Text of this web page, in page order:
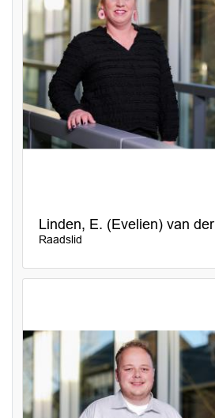
Linden, E. (Evelien) van der
Raadslid